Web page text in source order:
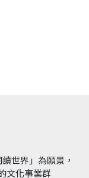
世界」為願景，
文化事業群